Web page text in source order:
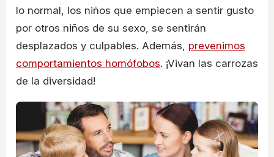
lo normal, los niños que empiecen a sentir gusto
por otros niños de su sexo, se sentirán
desplazados y culpables. Además, prevenimos
comportamientos homófobos. ¡Vivan las carrozas
de la diversidad!